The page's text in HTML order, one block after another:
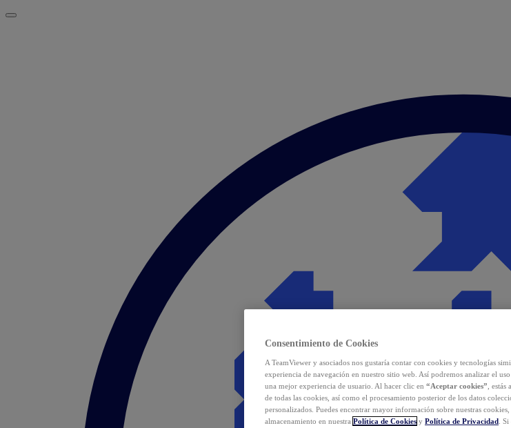
Consentimiento de Cookies
A TeamViewer y asociados nos gustaría contar con cookies y tecnologías
experiencia de navegación en nuestro sitio web. Así podremos analizar el
una mejor experiencia de usuario. Al hacer clic en “Aceptar cookies” ,
de todas las cookies, así como el procesamiento posterior de los datos
personalizados. Puedes encontrar mayor información sobre nuestras
almacenamiento en nuestra Política de Cookies y Política de Privacidad .